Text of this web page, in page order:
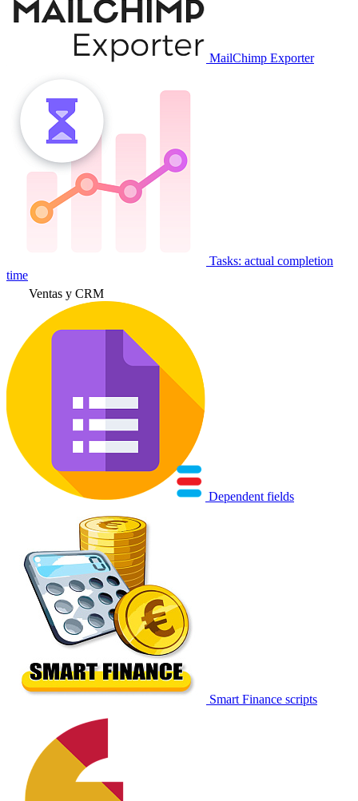
MailChimp Exporter
Tasks: actual completion
time
Ventas y CRM
Dependent fields
Smart Finance scripts